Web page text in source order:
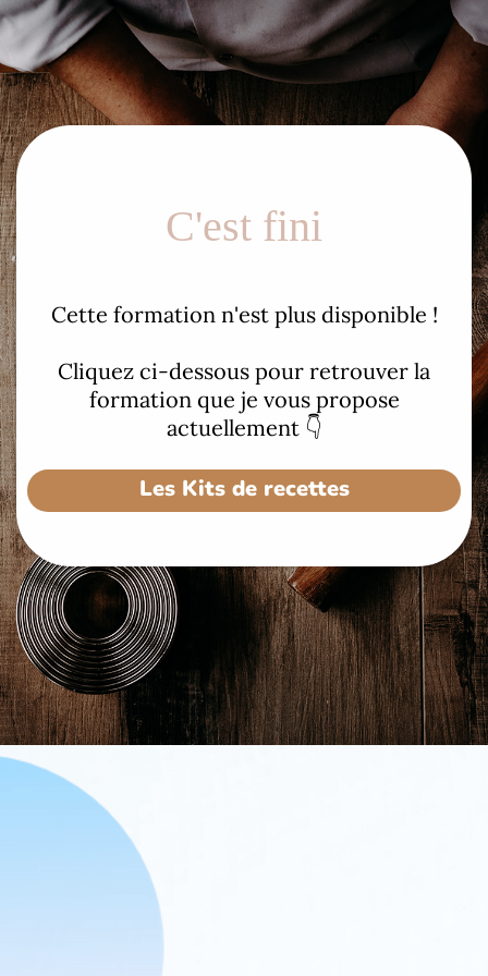
C'est fini
Cette formation n'est plus disponible !
Cliquez ci-dessous pour retrouver la
formation que je vous propose
actuellement 👇
Les Kits de recettes